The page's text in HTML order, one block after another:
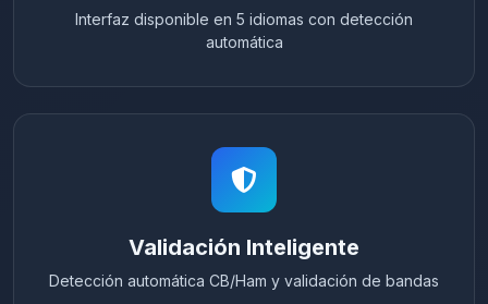
Interfaz disponible en 5 idiomas con detección
automática
Validación Inteligente
Detección automática CB/Ham y validación de bandas